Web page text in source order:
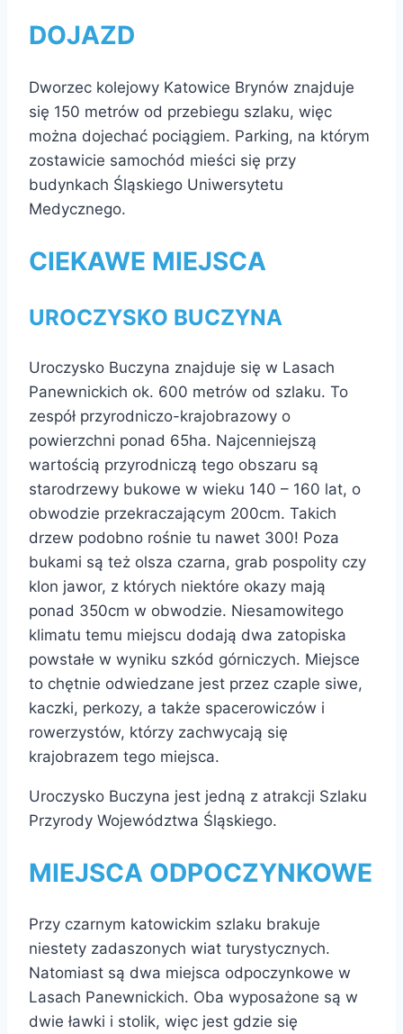
DOJAZD
Dworzec kolejowy Katowice Brynów znajduje
się 150 metrów od przebiegu szlaku, więc
można dojechać pociągiem. Parking, na którym
zostawicie samochód mieści się przy
budynkach Śląskiego Uniwersytetu
Medycznego.
CIEKAWE MIEJSCA
UROCZYSKO BUCZYNA
Uroczysko Buczyna znajduje się w Lasach
Panewnickich ok. 600 metrów od szlaku. To
zespół przyrodniczo-krajobrazowy o
powierzchni ponad 65ha. Najcenniejszą
wartością przyrodniczą tego obszaru są
starodrzewy bukowe w wieku 140 – 160 lat, o
obwodzie przekraczającym 200cm. Takich
drzew podobno rośnie tu nawet 300! Poza
bukami są też olsza czarna, grab pospolity czy
klon jawor, z których niektóre okazy mają
ponad 350cm w obwodzie. Niesamowitego
klimatu temu miejscu dodają dwa zatopiska
powstałe w wyniku szkód górniczych. Miejsce
to chętnie odwiedzane jest przez czaple siwe,
kaczki, perkozy, a także spacerowiczów i
rowerzystów, którzy zachwycają się
krajobrazem tego miejsca.
Uroczysko Buczyna jest jedną z atrakcji Szlaku
Przyrody Województwa Śląskiego.
MIEJSCA ODPOCZYNKOWE
Przy czarnym katowickim szlaku brakuje
niestety zadaszonych wiat turystycznych.
Natomiast są dwa miejsca odpoczynkowe w
Lasach Panewnickich. Oba wyposażone są w
dwie ławki i stolik, więc jest gdzie się